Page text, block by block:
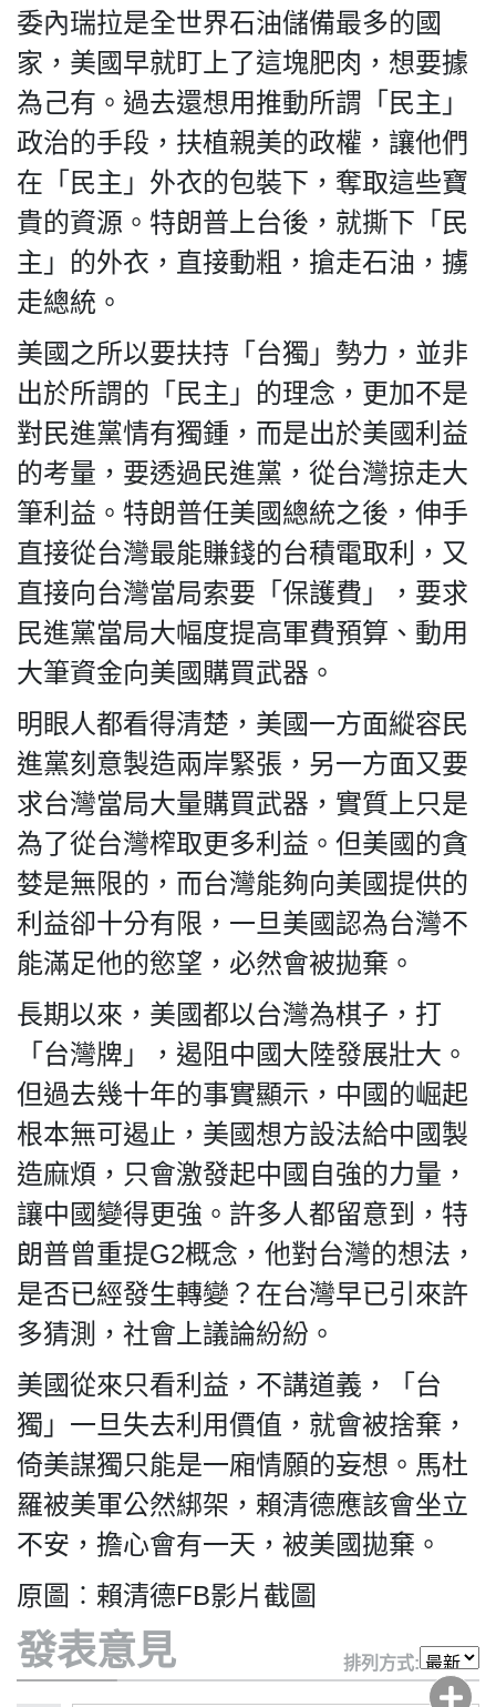
委內瑞拉是全世界石油儲備最多的國
家，美國早就盯上了這塊肥肉，想要據
為己有。過去還想用推動所謂「民主」
政治的手段，扶植親美的政權，讓他們
在「民主」外衣的包裝下，奪取這些寶
貴的資源。特朗普上台後，就撕下「民
主」的外衣，直接動粗，搶走石油，擄
走總統。
美國之所以要扶持「台獨」勢力，並非
出於所謂的「民主」的理念，更加不是
對民進黨情有獨鍾，而是出於美國利益
的考量，要透過民進黨，從台灣掠走大
筆利益。特朗普任美國總統之後，伸手
直接從台灣最能賺錢的台積電取利，又
直接向台灣當局索要「保護費」，要求
民進黨當局大幅度提高軍費預算、動用
大筆資金向美國購買武器。
明眼人都看得清楚，美國一方面縱容民
進黨刻意製造兩岸緊張，另一方面又要
求台灣當局大量購買武器，實質上只是
為了從台灣榨取更多利益。但美國的貪
婪是無限的，而台灣能夠向美國提供的
利益卻十分有限，一旦美國認為台灣不
能滿足他的慾望，必然會被拋棄。
長期以來，美國都以台灣為棋子，打
「台灣牌」，遏阻中國大陸發展壯大。
但過去幾十年的事實顯示，中國的崛起
根本無可遏止，美國想方設法給中國製
造麻煩，只會激發起中國自強的力量，
讓中國變得更強。許多人都留意到，特
朗普曾重提G2概念，他對台灣的想法，
是否已經發生轉變？在台灣早已引來許
多猜測，社會上議論紛紛。
美國從來只看利益，不講道義，「台
獨」一旦失去利用價值，就會被捨棄，
倚美謀獨只能是一廂情願的妄想。馬杜
羅被美軍公然綁架，賴清德應該會坐立
不安，擔心會有一天，被美國拋棄。
原圖︰賴清德FB影片截圖
發表意見 排列方式: